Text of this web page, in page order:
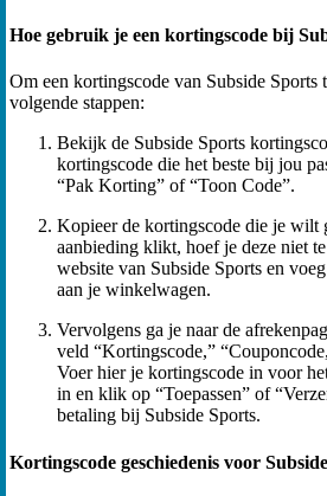
Hoe gebruik je een kortingscode bij
Om een kortingscode van Subside Sports
volgende stappen:
Bekijk de Subside Sports
kortingscode die het beste bij jou
“Pak Korting” of “Toon Code”.
Kopieer de kortingscode die je wilt
aanbieding klikt, hoef je deze niet
website van Subside Sports en
aan je winkelwagen.
Vervolgens ga je naar de
veld “Kortingscode,”
Voer hier je kortingscode in voor
in en klik op “Toepassen” of
betaling bij Subside Sports.
Kortingscode geschiedenis voor